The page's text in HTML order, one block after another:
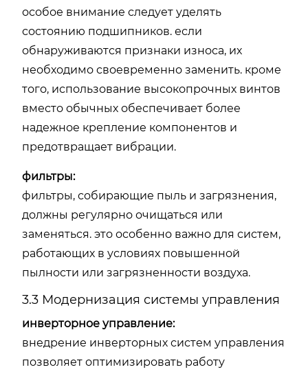
особое внимание следует уделять
состоянию подшипников. если
обнаруживаются признаки износа, их
необходимо своевременно заменить. кроме
того, использование высокопрочных винтов
вместо обычных обеспечивает более
надежное крепление компонентов и
предотвращает вибрации.
фильтры:
фильтры, собирающие пыль и загрязнения,
должны регулярно очищаться или
заменяться. это особенно важно для систем,
работающих в условиях повышенной
пылности или загрязненности воздуха.
3.3 Модернизация системы управления
инверторное управление:
внедрение инверторных систем управления
позволяет оптимизировать работу